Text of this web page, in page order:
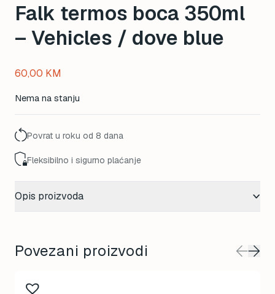
Falk termos boca 350ml
– Vehicles / dove blue
60,00 KM
Nema na stanju
Povrat u roku od 8 dana
Fleksibilno i sigurno plaćanje
Opis proizvoda
Povezani proizvodi